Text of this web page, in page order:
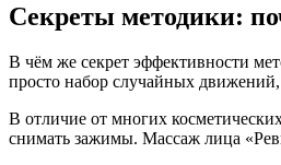
Секреты методики:
В чём же секрет эффективности
просто набор случайных
В отличие от многих
снимать зажимы. Массаж лица